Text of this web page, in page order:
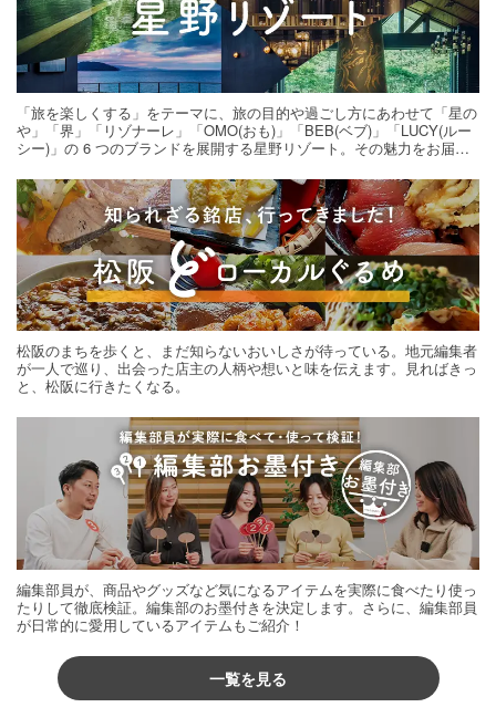
「旅を楽しくする」をテーマに、旅の目的や過ごし方にあわせて「星の
や」「界」「リゾナーレ」「OMO(おも)」「BEB(ベブ)」「LUCY(ルー
シー)」の 6 つのブランドを展開する星野リゾート。その魅力をお届け
松阪のまちを歩くと、まだ知らないおいしさが待っている。地元編集者
が一人で巡り、出会った店主の人柄や想いと味を伝えます。見ればきっ
と、松阪に行きたくなる。
編集部員が、商品やグッズなど気になるアイテムを実際に食べたり使っ
たりして徹底検証。編集部のお墨付きを決定します。さらに、編集部員
が日常的に愛用しているアイテムもご紹介！
一覧を見る